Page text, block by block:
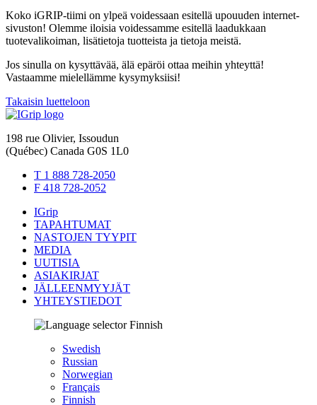
Koko iGRIP-tiimi on ylpeä voidessaan esitellä upouuden internet-
sivuston! Olemme iloisia voidessamme esitellä laadukkaan
tuotevalikoiman, lisätietoja tuotteista ja tietoja meistä.
Jos sinulla on kysyttävää, älä epäröi ottaa meihin yhteyttä!
Vastaamme mielellämme kysymyksiisi!
Takaisin luetteloon
198 rue Olivier, Issoudun
(Québec) Canada G0S 1L0
T 1 888 728-2050
F 418 728-2052
IGrip
TAPAHTUMAT
NASTOJEN TYYPIT
MEDIA
UUTISIA
ASIAKIRJAT
JÄLLEENMYYJÄT
YHTEYSTIEDOT
Finnish
Swedish
Russian
Norwegian
Français
Finnish